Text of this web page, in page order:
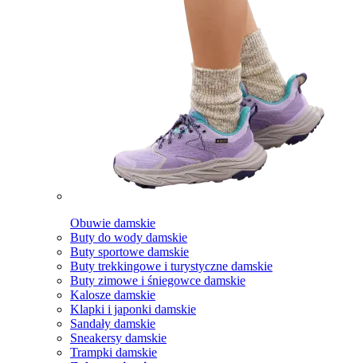
Obuwie damskie
Buty do wody damskie
Buty sportowe damskie
Buty trekkingowe i turystyczne damskie
Buty zimowe i śniegowce damskie
Kalosze damskie
Klapki i japonki damskie
Sandały damskie
Sneakersy damskie
Trampki damskie